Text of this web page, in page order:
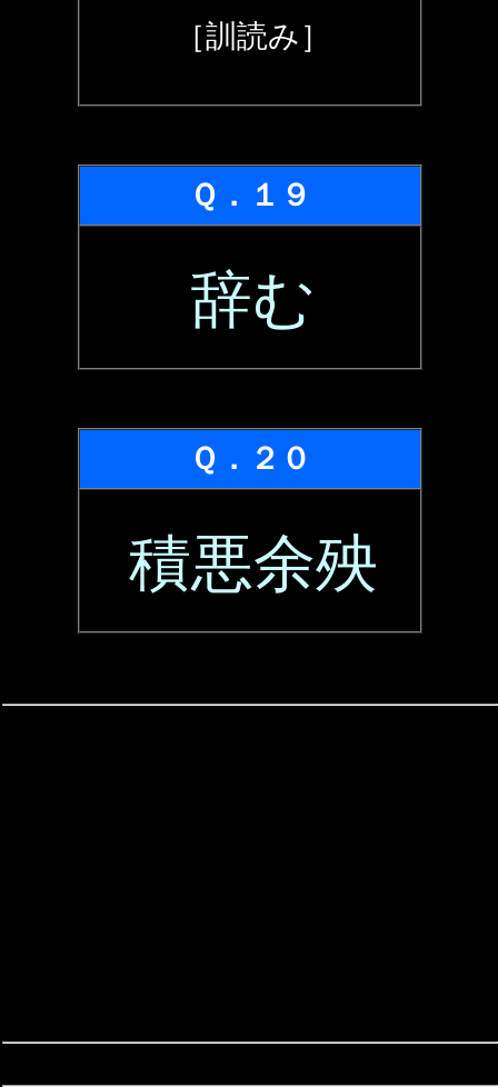
［訓読み］
Ｑ．１９
辞む
Ｑ．２０
積悪余殃